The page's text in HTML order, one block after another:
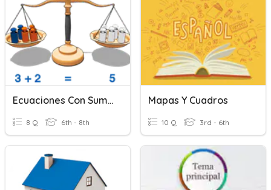
Ecuaciones Con Suma Y Resta
8 Q 6th - 8th
Mapas Y Cuadros
10 Q 3rd - 6th